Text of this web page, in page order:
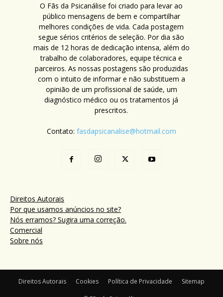
O Fãs da Psicanálise foi criado para levar ao
público mensagens de bem e compartilhar
melhores condições de vida. Cada postagem
segue sérios critérios de seleção. Por dia são
mais de 12 horas de dedicação intensa, além do
trabalho de colaboradores, equipe técnica e
parceiros. As nossas postagens são produzidas
com o intuito de informar e não substituem a
opinião de um profissional de saúde, um
diagnóstico médico ou os tratamentos já
prescritos.
Contato: fasdapsicanalise@hotmail.com
Direitos Autorais
Por que usamos anúncios no site?
Nós erramos? Sugira uma correção.
Comercial
Sobre nós
Direitos Autorais Cookies Política de Privacidade Sitemap